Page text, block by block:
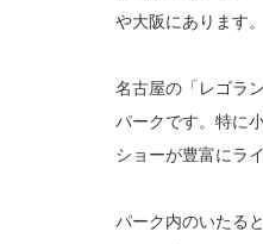
や大阪にあります。
名古屋の「レゴラ
パークです。特に
ショーが豊富にラ
パーク内のいたる